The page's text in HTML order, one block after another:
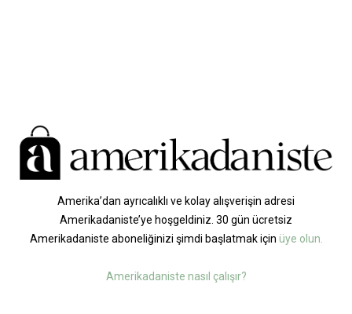
Amerika’dan ayrıcalıklı ve kolay alışverişin adresi
Amerikadaniste’ye hoşgeldiniz. 30 gün ücretsiz
Amerikadaniste aboneliğinizi şimdi başlatmak için üye olun.
Amerikadaniste nasıl çalışır?